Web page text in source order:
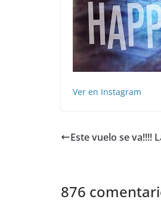
Ver en Instagram
Este vuelo se va!!!!
876